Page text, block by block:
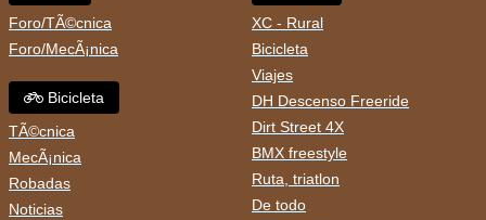
Foro/TÃ©cnica
Foro/MecÃ¡nica
Bicicleta
TÃ©cnica
MecÃ¡nica
Robadas
Noticias
XC - Rural
Bicicleta
Viajes
DH Descenso Freeride
Dirt Street 4X
BMX freestyle
Ruta, triatlon
De todo